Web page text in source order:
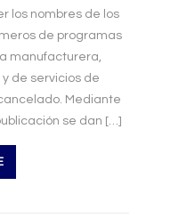
los nombres de los
de programas
manufacturera,
de servicios de
Mediante
se dan […]